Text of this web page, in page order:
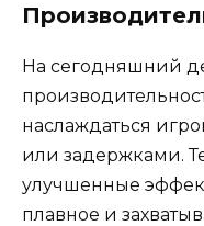
На сегодняшний
наслаждаться
или задержками.
улучшенные
плавное и